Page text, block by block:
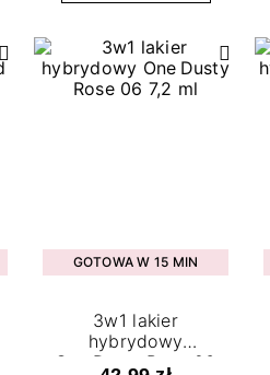
GOTOWA W 15 MIN
3w1 lakier
hybrydowy
One Dusty Rose 06